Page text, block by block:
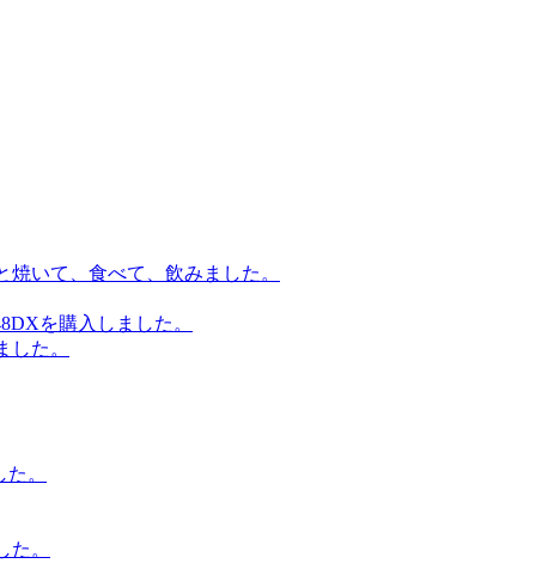
いて、食べて、飲みました。
を購入しました。
た。
。
。